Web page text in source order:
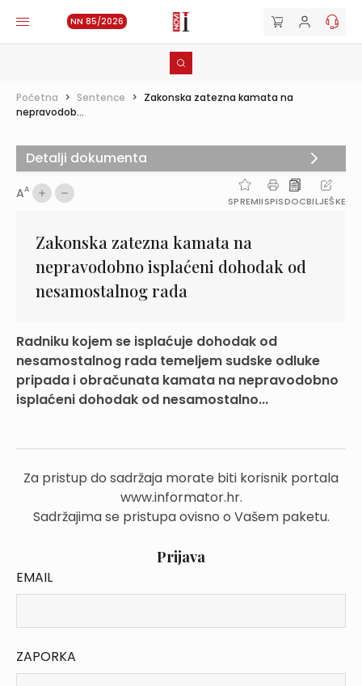
NN 85/2026
Početna > Sentence > Zakonska zatezna kamata na
nepravodob...
AA
SPREMIISPISDOCBILJEŠKE
Zakonska zatezna kamata na
nepravodobno isplaćeni dohodak od
nesamostalnog rada
Radniku kojem se isplaćuje dohodak od
nesamostalnog rada temeljem sudske odluke
pripada i obračunata kamata na nepravodobno
isplaćeni dohodak od nesamostalno...
Za pristup do sadržaja morate biti korisnik portala
www.informator.hr.
Sadržajima se pristupa ovisno o Vašem paketu.
Prijava
EMAIL
ZAPORKA
Detalji dokumenta